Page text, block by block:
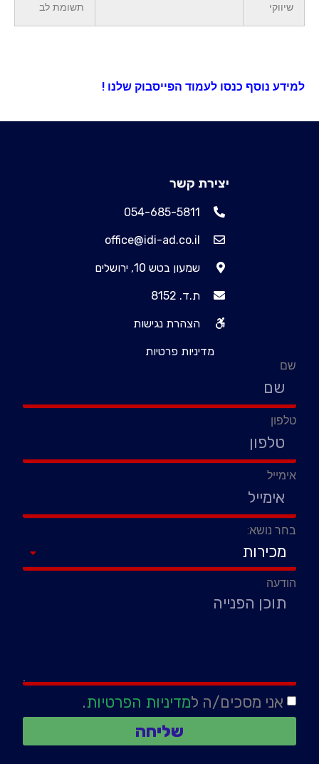
שיווקי
תשומת לב
למידע נוסף כנסו לעמוד הפייסבוק שלנו !
יצירת קשר
054-685-5811
office@idi-ad.co.il
שמעון בטש 10, ירושלים
ת.ד. 8152
הצהרת נגישות
מדיניות פרטיות
שם
טלפון
אימייל
בחר נושא:
הודעה
אני מסכים/ה למדיניות הפרטיות.
שליחה